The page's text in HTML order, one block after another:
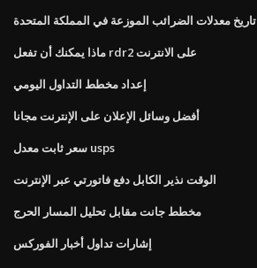
تاريخ معدلات الضرائب الموزعة في المملكة المتحدة
ماذا يمكنك أن تفعل rdr2 على الانترنت
إعداد مخطط التداول اليومي
أفضل وسائل الإعلان على الإنترنت مجانا
سعر ثابت معدل usps
الوقت نذير الكابل دفع فاتورتي عبر الإنترنت
مخطط جانت مقابل تحليل المسار الحرج
إشارات تداول أخبار الفوركس